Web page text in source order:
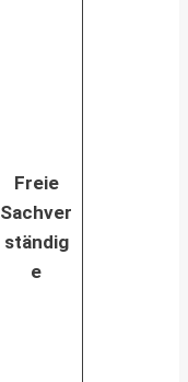
Freie
Sachver
ständig
e